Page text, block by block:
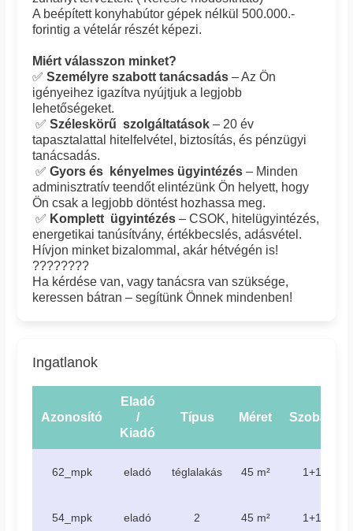
A beépített konyhabútor gépek nélkül 500.000.-
forintig a vételár részét képezi.
Miért válasszon minket?
✅Személyre szabott tanácsadás – Az Ön
igényeihez igazítva nyújtjuk a legjobb
lehetőségeket.
✅Széleskörű szolgáltatások – 20 év
tapasztalattal hitelfelvétel, biztosítás, és pénzügyi
tanácsadás.
✅Gyors és kényelmes ügyintézés – Minden
adminisztratív teendőt elintézünk Ön helyett, hogy
Ön csak a legjobb döntést hozhassa meg.
✅ Komplett ügyintézés – CSOK, hitelügyintézés,
energetikai tanúsítvány, értékbecslés, adásvétel.
Hívjon minket bizalommal, akár hétvégén is!
????????
Ha kérdése van, vagy tanácsra van szüksége,
keressen bátran – segítünk Önnek mindenben!
Ingatlanok
Azonosító
Eladó
/
Kiadó
Típus Méret Szobák
62_mpk eladó téglalakás 45 m² 1+1
54_mpk eladó 2 45 m² 1+1